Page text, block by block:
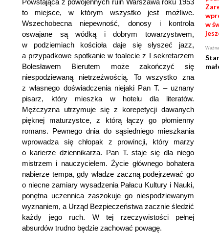
Powstająca z powojennych ruin Warszawa roku 1953
to miejsce, w którym wszystko jest możliwe.
Wszechobecna niepewność, donosy i kontrola
oswajane są wódką i dobrym towarzystwem,
w podziemiach kościoła daje się słyszeć jazz,
a przypadkowe spotkanie w toalecie z I sekretarzem
Bolesławem Bierutem może zakończyć się
niespodziewaną nietrzeźwością. To wszystko zna
z własnego doświadczenia niejaki Pan T. – uznany
pisarz, który mieszka w hotelu dla literatów.
Mężczyzna utrzymuje się z korepetycji dawanych
pięknej maturzystce, z którą łączy go płomienny
romans. Pewnego dnia do sąsiedniego mieszkania
wprowadza się chłopak z prowincji, który marzy
o karierze dziennikarza. Pan T. staje się dla niego
mistrzem i nauczycielem. Życie głównego bohatera
nabierze tempa, gdy władze zaczną podejrzewać go
o niecne zamiary wysadzenia Pałacu Kultury i Nauki,
ponętna uczennica zaszokuje go niespodziewanym
wyznaniem, a Urząd Bezpieczeństwa zacznie śledzić
każdy jego ruch. W tej rzeczywistości pełnej
absurdów trudno będzie zachować powagę.
w